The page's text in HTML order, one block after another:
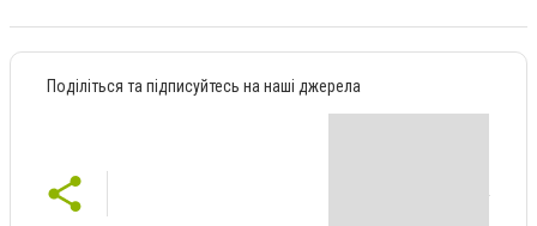
Поділіться та підписуйтесь на наші джерела